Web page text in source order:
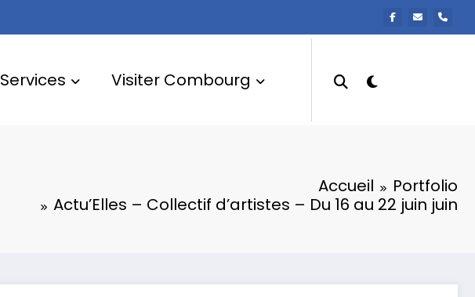
Services Visiter Combourg
Accueil
Portfolio
Actu’Elles – Collectif d’artistes – Du 16 au 22 juin juin